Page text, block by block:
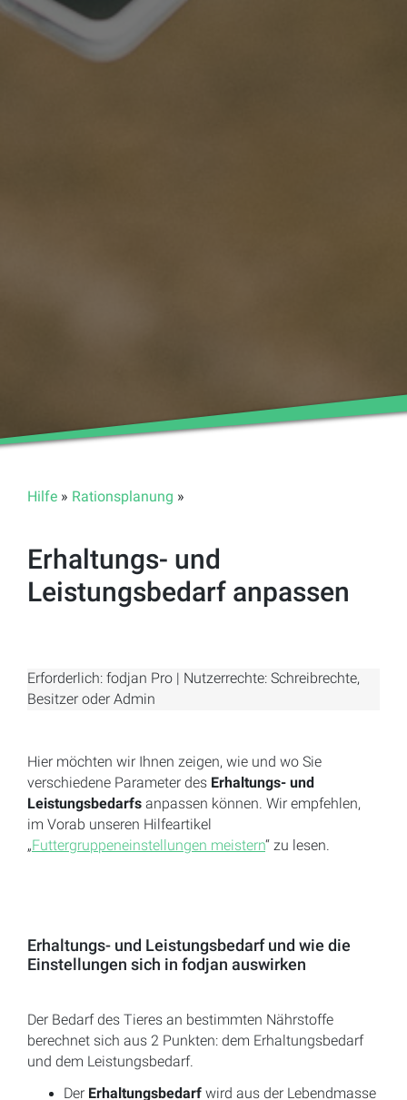
Hilfe » Rationsplanung »
Erhaltungs- und
Leistungsbedarf anpassen
Erforderlich: fodjan Pro | Nutzerrechte: Schreibrechte,
Besitzer oder Admin
Hier möchten wir Ihnen zeigen, wie und wo Sie
verschiedene Parameter des Erhaltungs- und
Leistungsbedarfs anpassen können. Wir empfehlen,
im Vorab unseren Hilfeartikel
„Futtergruppeneinstellungen meistern“ zu lesen.
Erhaltungs- und Leistungsbedarf und wie die
Einstellungen sich in fodjan auswirken
Der Bedarf des Tieres an bestimmten Nährstoffe
berechnet sich aus 2 Punkten: dem Erhaltungsbedarf
und dem Leistungsbedarf.
Der Erhaltungsbedarf wird aus der Lebendmasse